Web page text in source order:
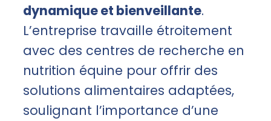
dynamique et bienveillante.
L’entreprise travaille étroitement
avec des centres de recherche en
nutrition équine pour offrir des
solutions alimentaires adaptées,
soulignant l’importance d’une